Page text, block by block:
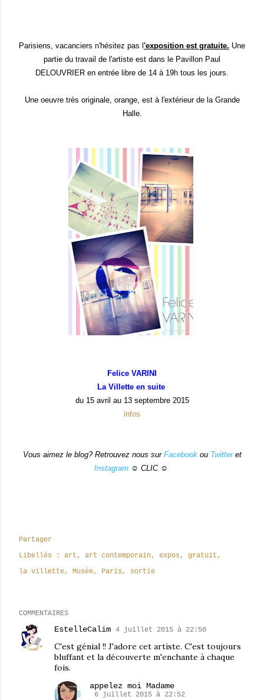
Parisiens, vacanciers n'hésitez pas l 'exposition est gratuite. Une
partie du travail de l'artiste est dans le Pavillon Paul
DELOUVRIER en entrée libre de 14 à 19h tous les jours.
Une oeuvre très originale, orange, est à l'extérieur de la Grande
Halle.
Felice VARINI
La Villette en suite
du 15 avril au 13 septembre 2015
infos
Vous aimez le blog? Retrouvez nous sur Facebookou Twitteret
Instagram☺ CLIC ☺
Partager
Libellés :
art art contemporain expos
gratuit
la villette
Musée Paris sortie
COMMENTAIRES
EstelleCalim 4 juillet 2015 à 22:50
C'est génial !! J'adore cet artiste. C'est toujours
bluffant et la découverte m'enchante à chaque
fois.
appelez moi Madame
6 juillet 2015 à 22:52